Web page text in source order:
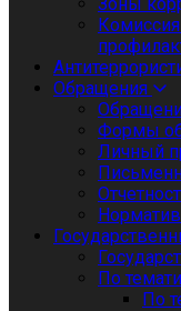
Обращения
Формы
Личный
По
По